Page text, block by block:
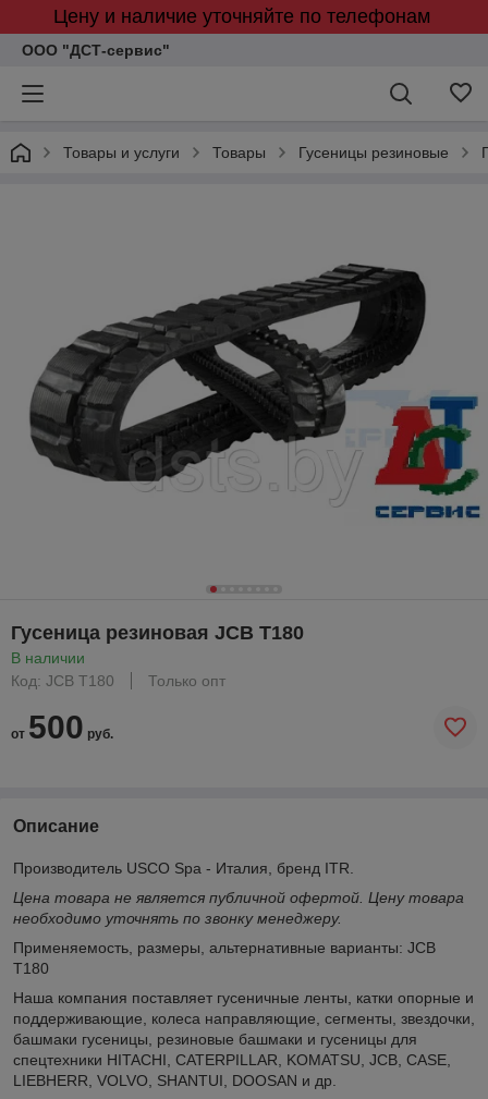
Цену и наличие уточняйте по телефонам
ООО "ДСТ-сервис"
Товары и услуги Товары Гусеницы резиновые
Гусеница резиновая JCB T180
В наличии
Код: JCB T180
Только опт
от 500 руб.
Описание
Производитель USCO Spa - Италия, бренд ITR.
Цена товара не является публичной офертой. Цену товара
необходимо уточнять по звонку менеджеру.
Применяемость, размеры, альтернативные варианты: JCB
T180
Наша компания поставляет гусеничные ленты, катки опорные и
поддерживающие, колеса направляющие, сегменты, звездочки,
башмаки гусеницы, резиновые башмаки и гусеницы для
спецтехники HITACHI, CATERPILLAR, KOMATSU, JCB, CASE,
LIEBHERR, VOLVO, SHANTUI, DOOSAN и др.